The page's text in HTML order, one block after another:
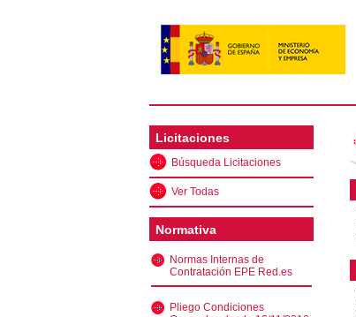
Licitaciones
Búsqueda Licitaciones
Ver Todas
Normativa
Normas Internas de
Contratación EPE Red.es
Pliego Condiciones